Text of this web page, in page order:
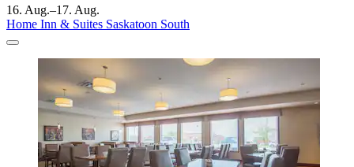
16. Aug.–17. Aug.
Home Inn & Suites Saskatoon South